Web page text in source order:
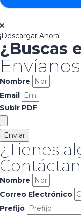
¡Descargar Ahora!
¿Buscas
Nombre
Email
Subir PDF
Enviar
¿Tienes
Nombre
Correo Electrónico
Prefijo